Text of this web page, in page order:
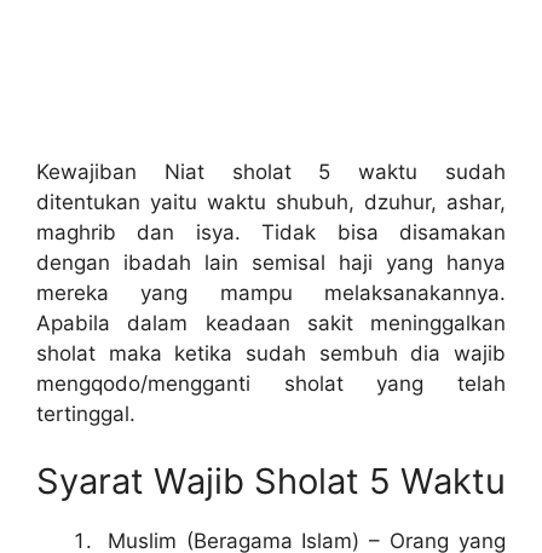
Kewajiban Niat sholat 5 waktu sudah
ditentukan yaitu waktu shubuh, dzuhur, ashar,
maghrib dan isya. Tidak bisa disamakan
dengan ibadah lain semisal haji yang hanya
mereka yang mampu melaksanakannya.
Apabila dalam keadaan sakit meninggalkan
sholat maka ketika sudah sembuh dia wajib
mengqodo/mengganti sholat yang telah
tertinggal.
Syarat Wajib Sholat 5 Waktu
Muslim (Beragama Islam) – Orang yang